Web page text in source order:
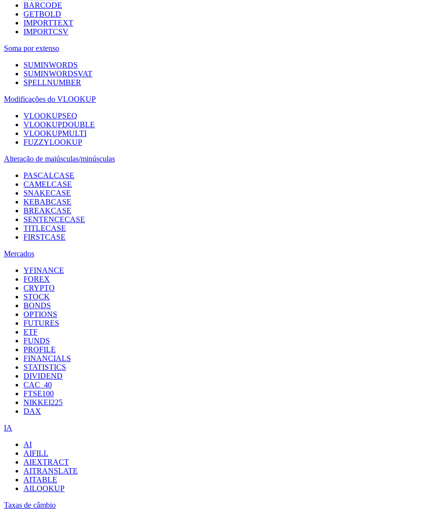
BARCODE
GETBOLD
IMPORTTEXT
IMPORTCSV
Soma por extenso
SUMINWORDS
SUMINWORDSVAT
SPELLNUMBER
Modificações do VLOOKUP
VLOOKUPSEQ
VLOOKUPDOUBLE
VLOOKUPMULTI
FUZZYLOOKUP
Alteração de maiúsculas/minúsculas
PASCALCASE
CAMELCASE
SNAKECASE
KEBABCASE
BREAKCASE
SENTENCECASE
TITLECASE
FIRSTCASE
Mercados
YFINANCE
FOREX
CRYPTO
STOCK
BONDS
OPTIONS
FUTURES
ETF
FUNDS
PROFILE
FINANCIALS
STATISTICS
DIVIDEND
CAC_40
FTSE100
NIKKEI225
DAX
IA
AI
AIFILL
AIEXTRACT
AITRANSLATE
AITABLE
AILOOKUP
Taxas de câmbio